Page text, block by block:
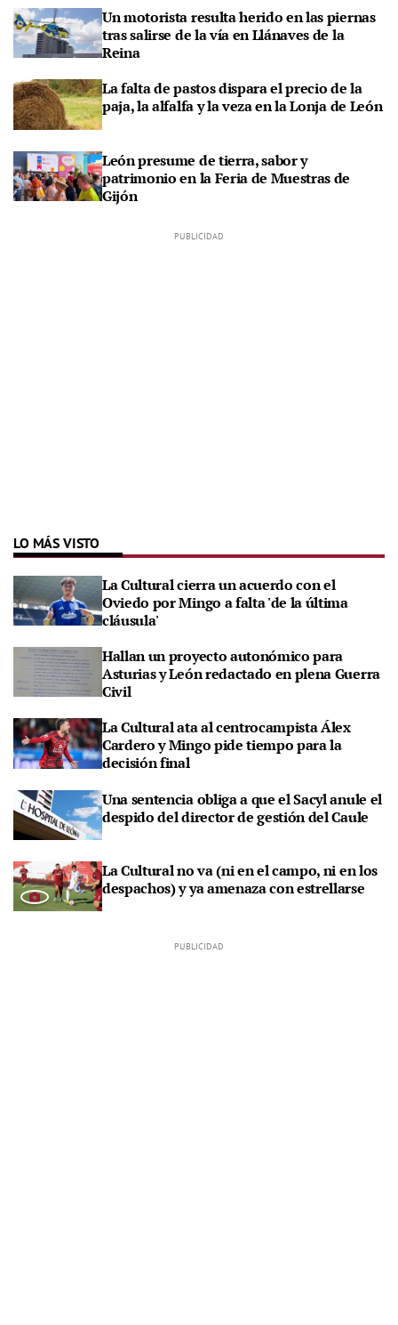
Un motorista resulta herido en las piernas
tras salirse de la vía en Llánaves de la
Reina
La falta de pastos dispara el precio de la
paja, la alfalfa y la veza en la Lonja de León
León presume de tierra, sabor y
patrimonio en la Feria de Muestras de
Gijón
LO MÁS VISTO
La Cultural cierra un acuerdo con el
Oviedo por Mingo a falta 'de la última
cláusula'
Hallan un proyecto autonómico para
Asturias y León redactado en plena Guerra
Civil
La Cultural ata al centrocampista Álex
Cardero y Mingo pide tiempo para la
decisión final
Una sentencia obliga a que el Sacyl anule el
despido del director de gestión del Caule
La Cultural no va (ni en el campo, ni en los
despachos) y ya amenaza con estrellarse